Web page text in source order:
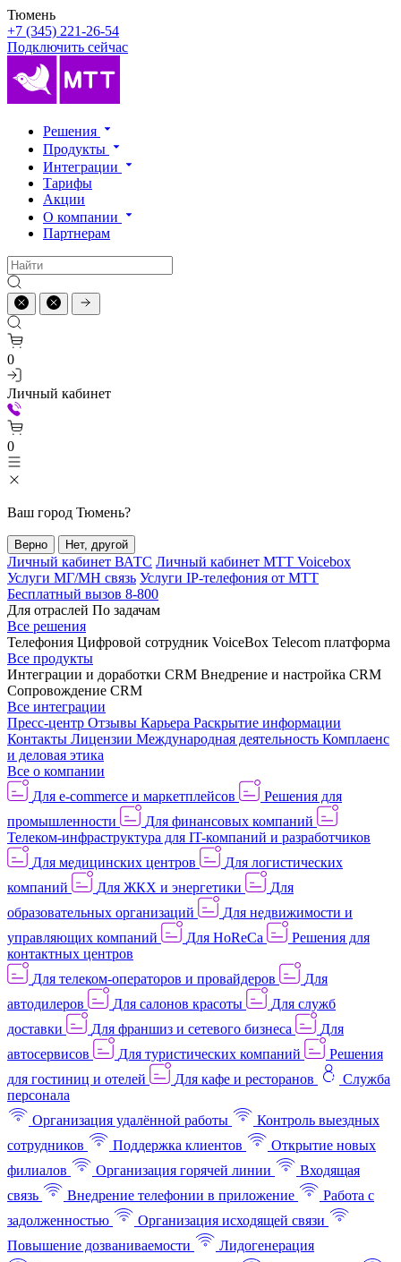
Тюмень
+7 (345) 221-26-54
Подключить сейчас
Решения
Продукты
Интеграции
Тарифы
Акции
О компании
Партнерам
0
Личный кабинет
0
Ваш город Тюмень?
Верно Нет, другой
Личный кабинет ВАТС Личный кабинет МТТ Voicebox
Услуги МГ/МН связь Услуги IP-телефония от МТТ
Бесплатный вызов 8-800
Для отраслей По задачам
Все решения
Телефония Цифровой сотрудник VoiceBox Telecom платформа
Все продукты
Интеграции и доработки CRM Внедрение и настройка CRM
Сопровождение CRM
Все интеграции
Пресс-центр Отзывы Карьера Раскрытие информации
Контакты Лицензии Международная деятельность Комплаенс
и деловая этика
Все о компании
Для e-commerce и маркетплейсов
Решения для
промышленности
Для финансовых компаний
Телеком-инфраструктура для IT-компаний и разработчиков
Для медицинских центров
Для логистических
компаний
Для ЖКХ и энергетики
Для
образовательных организаций
Для недвижимости и
управляющих компаний
Для HoReCa
Решения для
контактных центров
Для телеком-операторов и провайдеров
Для
автодилеров
Для салонов красоты
Для служб
доставки
Для франшиз и сетевого бизнеса
Для
автосервисов
Для туристических компаний
Решения
для гостиниц и отелей
Для кафе и ресторанов
Служба
персонала
Организация удалённой работы
Контроль выездных
сотрудников
Поддержка клиентов
Открытие новых
филиалов
Организация горячей линии
Входящая
связь
Внедрение телефонии в приложение
Работа с
задолженностью
Организация исходящей связи
Повышение дозваниваемости
Лидогенерация